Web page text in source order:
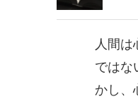
人間
ではな
かし、